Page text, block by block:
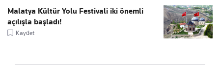
Malatya Kültür Yolu Festivali iki önemli
açılışla başladı!
Kaydet